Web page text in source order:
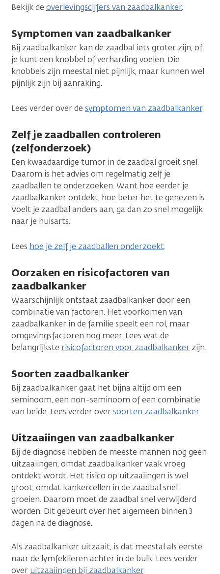
Bekijk de overlevingscijfers van zaadbalkanker.
Symptomen van zaadbalkanker
Bij zaadbalkanker kan de zaadbal iets groter zijn, of
je kunt een knobbel of verharding voelen. Die
knobbels zijn meestal niet pijnlijk, maar kunnen wel
pijnlijk zijn bij aanraking.
Lees verder over de symptomen van zaadbalkanker.
Zelf je zaadballen controleren
(zelfonderzoek)
Een kwaadaardige tumor in de zaadbal groeit snel.
Daarom is het advies om regelmatig zelf je
zaadballen te onderzoeken. Want hoe eerder je
zaadbalkanker ontdekt, hoe beter het te genezen is.
Voelt je zaadbal anders aan, ga dan zo snel mogelijk
naar je huisarts.
Lees hoe je zelf je zaadballen onderzoekt.
Oorzaken en risicofactoren van
zaadbalkanker
Waarschijnlijk ontstaat zaadbalkanker door een
combinatie van factoren. Het voorkomen van
zaadbalkanker in de familie speelt een rol, maar
omgevingsfactoren nog meer. Lees wat de
belangrijkste risicofactoren voor zaadbalkanker zijn.
Soorten zaadbalkanker
Bij zaadbalkanker gaat het bijna altijd om een
seminoom, een non-seminoom of een combinatie
van beide. Lees verder oversoorten zaadbalkanker.
Uitzaaiingen van zaadbalkanker
Bij de diagnose hebben de meeste mannen nog geen
uitzaaiingen, omdat zaadbalkanker vaak vroeg
ontdekt wordt. Het risico op uitzaaiingen is wel
groot, omdat kankercellen in de zaadbal snel
groeien. Daarom moet de zaadbal snel verwijderd
worden. Dit gebeurt over het algemeen binnen 3
dagen na de diagnose.
Als zaadbalkanker uitzaait, is dat meestal als eerste
naar de lymfeklieren achter in de buik. Lees verder
over uitzaaiingen bij zaadbalkanker.